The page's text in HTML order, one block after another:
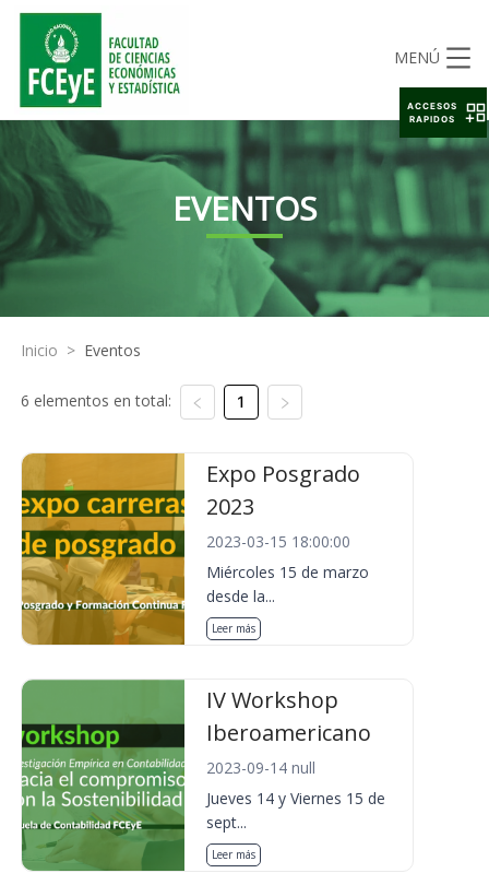
MENÚ
EVENTOS
Inicio > Eventos
6 elementos en total: 1
Expo Posgrado
2023
2023-03-15 18:00:00
Miércoles 15 de marzo
desde la...
Leer más
IV Workshop
Iberoamericano
2023-09-14 null
Jueves 14 y Viernes 15 de
sept...
Leer más
ACCESOS
RAPIDOS